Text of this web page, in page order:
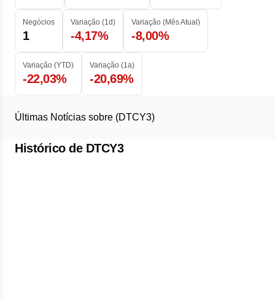
Negócios
1
Variação (1d)
-4,17%
Variação (Mês Atual)
-8,00%
Variação (YTD)
-22,03%
Variação (1a)
-20,69%
Últimas Notícias sobre (DTCY3)
Histórico de DTCY3